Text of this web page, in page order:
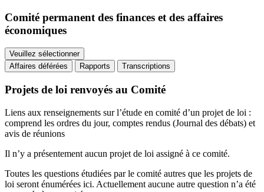
Comité permanent des finances et des affaires
économiques
Veuillez sélectionner
Affaires déférées
Rapports Transcriptions
Projets de loi renvoyés au Comité
Liens aux renseignements sur l’étude en comité d’un projet de loi :
comprend les ordres du jour, comptes rendus (Journal des débats) et
avis de réunions
Il n’y a présentement aucun projet de loi assigné à ce comité.
Toutes les questions étudiées par le comité autres que les projets de
loi seront énumérées ici. Actuellement aucune autre question n’a été